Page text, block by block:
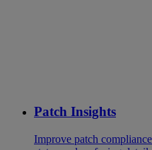
Patch Insights
Improve patch